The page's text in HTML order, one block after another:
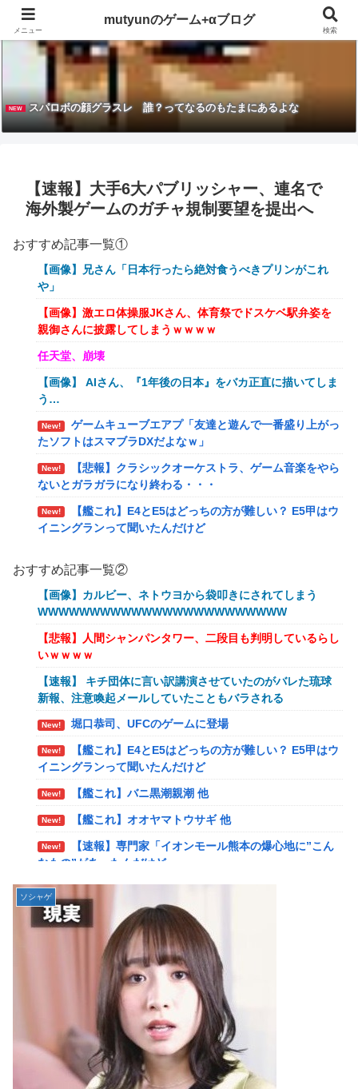
NEW スパロボの顔グラスレ 誰？ってなるのもたまにあるよな
【速報】大手6大パブリッシャー、連名で
海外製ゲームのガチャ規制要望を提出へ
おすすめ記事一覧①
【画像】兄さん「日本行ったら絶対食うべきプリンがこれ
や」
【画像】激エロ体操服JKさん、体育祭でドスケベ駅弁姿を
親御さんに披露してしまうｗｗｗｗ
任天堂、崩壊
【画像】 AIさん、『1年後の日本』をバカ正直に描いてしま
う…
New!
ゲームキューブエアプ「友達と遊んで一番盛り上がっ
たソフトはスマブラDXだよなｗ」
New!
【悲報】クラシックオーケストラ、ゲーム音楽をやら
ないとガラガラになり終わる・・・
New!
【艦これ】E4とE5はどっちの方が難しい？ E5甲はウ
イニングランって聞いたんだけど
【艦これ】オオヤマトウサギ 他
New! 【艦これ】授業中に居眠りふぶき 他
New!
【画像】令和最新版のあのちゃん、可愛過ぎてワイら
にブッ刺さりまくりw w w w w w
New!
【爆笑動画】ママさん「新しい洗濯機買って1発目に
回したらコレw」←こwれwはw w w w w w w w w w
New!
岡田斗司夫「人間の本音としてブサイクを見たら不愉
快になる。この責任をどうとるんだ」
New!
【速報】ルフィの幹部、懲役20年に決定する←コレは
妥当か？？？？？？？
New!
【NGS】ルーサー緊急、新武器、東方コラボ、EXレ
ベル40… 8/5はアップデート盛り沢山！？貴様ら何から始め
る？( •᷄ὤ•᷅ )
ヨーロッパが右翼政党の党員から銀行口座を作る権利
New! 【ウマ娘】ケンタ？のシオン
韓国人「海上自衛隊護衛艦ちょうかいによるトマホー
ク巡航ミサイルの実射試験に韓国人が衝撃！」→「着々と進
む最新鋭の防衛装備‥」
【画像】かつて天下を獲っていたYouTuberの現在ｗ
【悲報】コレコレ、月収1億円ｗｗｗそりゃ外出るの
にボディガードつけるわ…
【悲報】福岡の電車、完全にやらかす。構内アナウン
おすすめ記事一覧②
【画像】カルビー、ネトウヨから袋叩きにされてしまう
WWWWWWWWWWWWWWWWWWWWWWWW
【悲報】人間シャンパンタワー、二段目も判明しているらし
いｗｗｗｗ
【速報】 キチ団体に言い訳講演させていたのがバレた琉球
新報、注意喚起メールしていたこともバラされる
New! 堀口恭司、UFCのゲームに登場
New!
【艦これ】E4とE5はどっちの方が難しい？ E5甲はウ
イニングランって聞いたんだけど
New! 【艦これ】バニ黒潮親潮 他
New! 【艦これ】オオヤマトウサギ 他
New!
【速報】専門家「イオンモール熊本の爆心地に”こん
なもの”があったんだけど…」
New!
【画像】かつて天下を獲っていたYouTuberの現在ｗ
ｗｗｗ
【悲報】映画館の客、ほぼバイオテロレベルのやらか
しで観客が避難する事態にｗｗｗｗ
【警告】社会人「スムージーにキウイ皮ごと入れよ。
これ美容にいいんだよね〜」→ 結果…
【悲報】有名漫画家、がんを公表「大腸癌になってし
まいました。肝臓に転移も見られてステージ4です」
New!
【衝撃】ハンターハンター、とんでもねえ伏線が発掘
される。クルタ族の虐殺犯人がツェリードニヒだった模様！
ソシャゲ
メニュー
mutyunのゲーム+αブログ
検索